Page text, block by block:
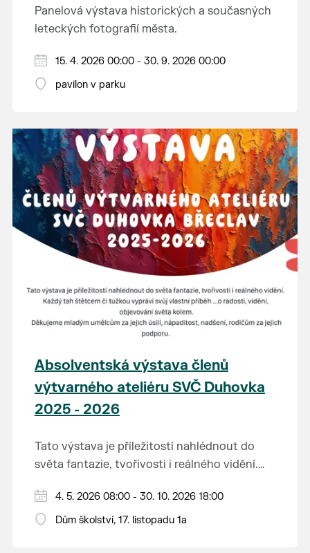
Panelová výstava historických a současných
leteckých fotografií města.
15. 4. 2026 00:00 - 30. 9. 2026 00:00
pavilon v parku
Absolventská výstava členů
výtvarného ateliéru SVČ Duhovka
2025 - 2026
Tato výstava je příležitostí nahlédnout do
světa fantazie, tvořivosti i reálného vidění.
vlastní příběh... o radosti, vidění, objevování
světa kolem.
Děkujeme mladým umělcům za jejich úsilí,
nápaditost, nadšení, rodičům za jejich
4. 5. 2026 08:00 - 30. 10. 2026 18:00
Dům školství, 17. listopadu 1a